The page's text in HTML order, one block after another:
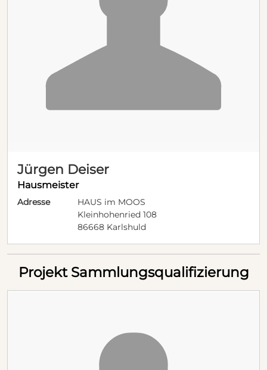
Jürgen Deiser
Hausmeister
Adresse
HAUS im MOOS
Kleinhohenried 108
86668 Karlshuld
Projekt Sammlungsqualifizierung